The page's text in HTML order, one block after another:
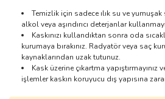
Temizlik için sadece ılık su ve
alkol veya aşındırıcı deterjanlar
Kaskınızı kullandıktan sonra oda
kurumaya bırakınız. Radyatör veya saç
kaynaklarından uzak tutunuz.
Kask üzerine çıkartma
işlemler kaskın koruyucu dış yapısına